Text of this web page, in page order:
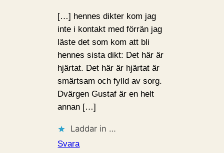
[…] hennes dikter kom jag
inte i kontakt med förrän jag
läste det som kom att bli
hennes sista dikt: Det här är
hjärtat. Det här är hjärtat är
smärtsam och fylld av sorg.
Dvärgen Gustaf är en helt
annan […]
Laddar in …
Svara